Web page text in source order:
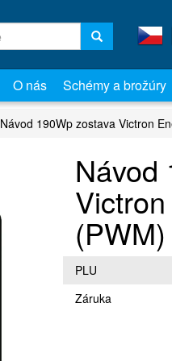
O nás Schémy a brožúry
Návod 190Wp zostava Victron
Návod
(PWM)
PLU
Záruka